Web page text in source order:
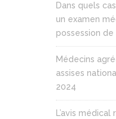
Dans quels
un examen
possession
Médecins
assises
2024
L’avis